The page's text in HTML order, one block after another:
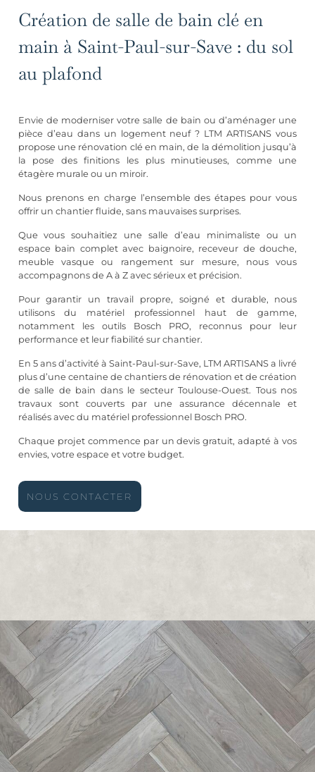
Création de salle de bain clé en
main à Saint-Paul-sur-Save : du sol
au plafond
Envie de moderniser votre salle de bain ou d’aménager une
pièce d’eau dans un logement neuf ? LTM ARTISANS vous
propose une rénovation clé en main, de la démolition jusqu’à
la pose des finitions les plus minutieuses, comme une
étagère murale ou un miroir.
Nous prenons en charge l’ensemble des étapes pour vous
offrir un chantier fluide, sans mauvaises surprises.
Que vous souhaitiez une salle d’eau minimaliste ou un
espace bain complet avec baignoire, receveur de douche,
meuble vasque ou rangement sur mesure, nous vous
accompagnons de A à Z avec sérieux et précision.
Pour garantir un travail propre, soigné et durable, nous
utilisons du matériel professionnel haut de gamme,
notamment les outils Bosch PRO, reconnus pour leur
performance et leur fiabilité sur chantier.
En 5 ans d’activité à Saint-Paul-sur-Save, LTM ARTISANS a livré
plus d’une centaine de chantiers de rénovation et de création
de salle de bain dans le secteur Toulouse-Ouest. Tous nos
travaux sont couverts par une assurance décennale et
réalisés avec du matériel professionnel Bosch PRO.
Chaque projet commence par un devis gratuit, adapté à vos
envies, votre espace et votre budget.
NOUS CONTACTER